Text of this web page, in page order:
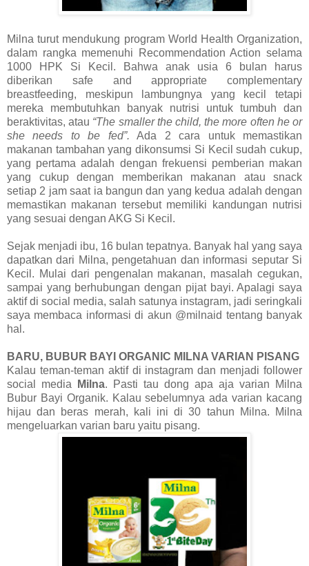
Milna turut mendukung program World Health Organization,
dalam rangka memenuhi Recommendation Action selama
1000 HPK Si Kecil. Bahwa anak usia 6 bulan harus
diberikan safe and appropriate complementary
breastfeeding, meskipun lambungnya yang kecil tetapi
mereka membutuhkan banyak nutrisi untuk tumbuh dan
beraktivitas, atau “The smaller the child, the more often he or
she needs to be fed”. Ada 2 cara untuk memastikan
makanan tambahan yang dikonsumsi Si Kecil sudah cukup,
yang pertama adalah dengan frekuensi pemberian makan
yang cukup dengan memberikan makanan atau snack
setiap 2 jam saat ia bangun dan yang kedua adalah dengan
memastikan makanan tersebut memiliki kandungan nutrisi
yang sesuai dengan AKG Si Kecil.
Sejak menjadi ibu, 16 bulan tepatnya. Banyak hal yang saya
dapatkan dari Milna, pengetahuan dan informasi seputar Si
Kecil. Mulai dari pengenalan makanan, masalah cegukan,
sampai yang berhubungan dengan pijat bayi. Apalagi saya
aktif di social media, salah satunya instagram, jadi seringkali
saya membaca informasi di akun @milnaid tentang banyak
hal.
BARU, BUBUR BAYI ORGANIC MILNA VARIAN PISANG
Kalau teman-teman aktif di instagram dan menjadi follower
social media
Milna. Pasti tau dong apa aja varian Milna
Bubur Bayi Organik. Kalau sebelumnya ada varian kacang
hijau dan beras merah, kali ini di 30 tahun Milna. Milna
mengeluarkan varian baru yaitu pisang.